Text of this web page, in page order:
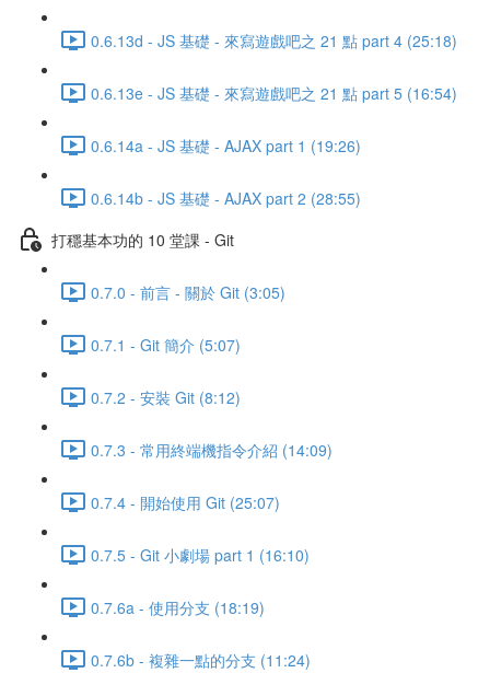
0.6.13d - JS 基礎 - 來寫遊戲吧之 21 點 part 4 (25:18)
0.6.13e - JS 基礎 - 來寫遊戲吧之 21 點 part 5 (16:54)
0.6.14a - JS 基礎 - AJAX part 1 (19:26)
0.6.14b - JS 基礎 - AJAX part 2 (28:55)
打穩基本功的 10 堂課 - Git
0.7.0 - 前言 - 關於 Git (3:05)
0.7.1 - Git 簡介 (5:07)
0.7.2 - 安裝 Git (8:12)
0.7.3 - 常用終端機指令介紹 (14:09)
0.7.4 - 開始使用 Git (25:07)
0.7.5 - Git 小劇場 part 1 (16:10)
0.7.6a - 使用分支 (18:19)
0.7.6b - 複雜一點的分支 (11:24)